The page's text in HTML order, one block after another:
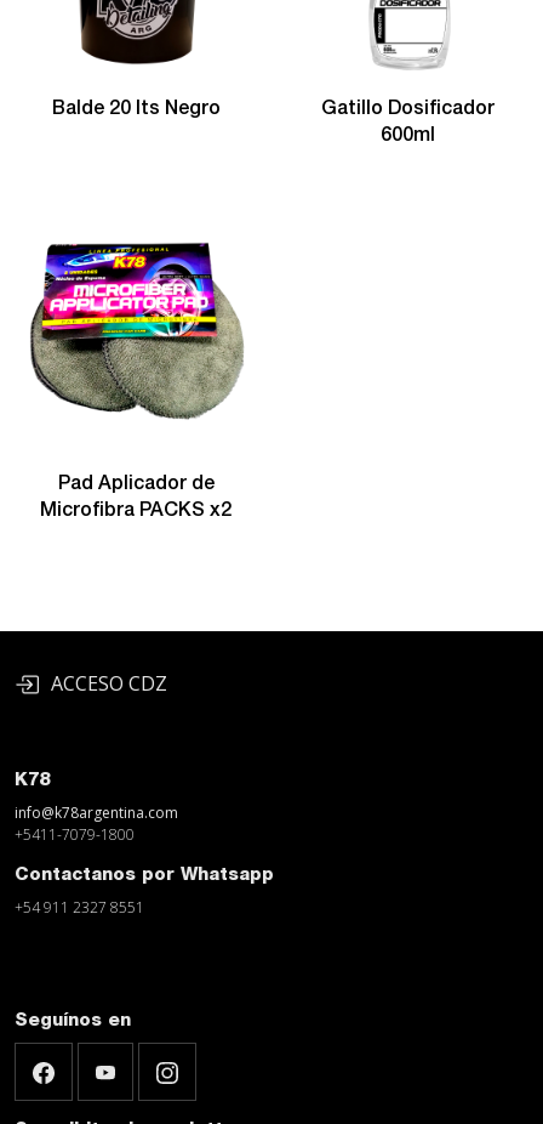
Balde 20 lts Negro
Gatillo Dosificador
600ml
Pad Aplicador de
Microfibra PACKS x2
ACCESO CDZ
K78
info@k78argentina.com
+5411-7079-1800
Contactanos por Whatsapp
+54 911 2327 8551
Seguínos en